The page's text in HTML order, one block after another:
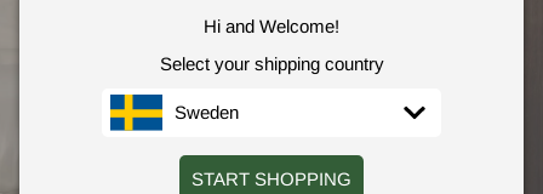
Hi and Welcome!
Select your shipping country
Sweden
START SHOPPING